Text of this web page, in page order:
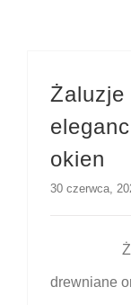
Żaluzje
okien
30 czerwca,
drewniane